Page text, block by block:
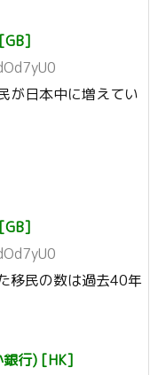
が日本中に増えてい
移民の数は過去40年
銀行) [HK]